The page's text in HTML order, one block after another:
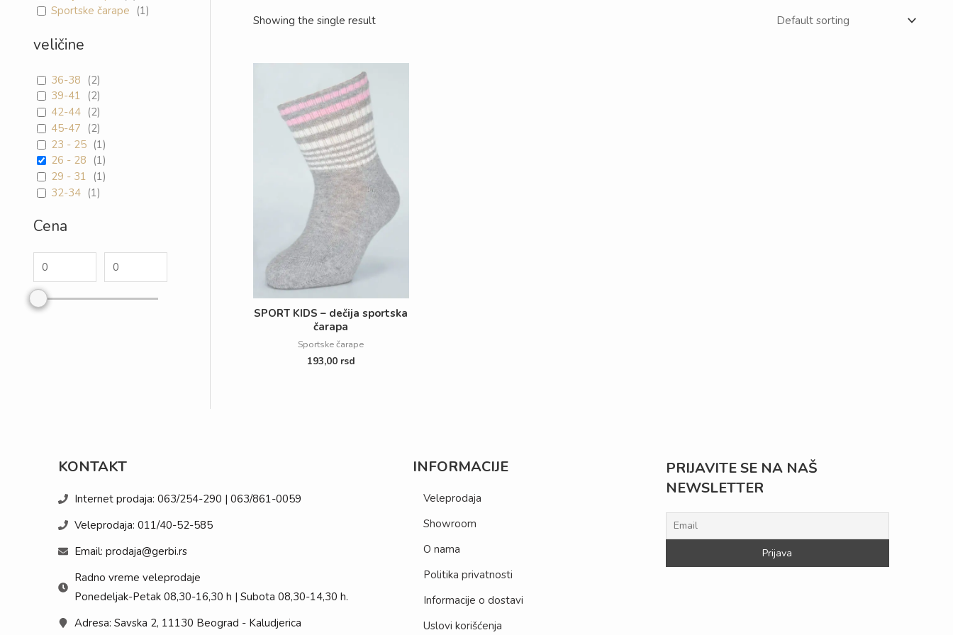
Sportske čarape (1)
veličine
36-38 (2)
39-41 (2)
42-44 (2)
45-47 (2)
23 - 25 (1)
26 - 28 (1)
29 - 31 (1)
32-34 (1)
Cena
Showing the single result
SPORT KIDS – dečija sportska
čarapa
Sportske čarape
193,00 rsd
KONTAKT
Internet prodaja: 063/254-290 | 063/861-0059
Veleprodaja: 011/40-52-585
Email: prodaja@gerbi.rs
Radno vreme veleprodaje
Ponedeljak-Petak 08,30-16,30 h | Subota 08,30-14,30 h.
Adresa: Savska 2, 11130 Beograd - Kaludjerica
INFORMACIJE
Veleprodaja
Showroom
O nama
Politika privatnosti
Informacije o dostavi
Uslovi korišćenja
PRIJAVITE SE NA NAŠ
NEWSLETTER